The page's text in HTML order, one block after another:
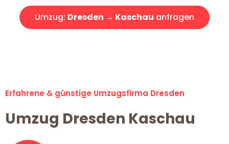
Umzug: Dresden → Kaschau anfragen
Erfahrene & günstige Umzugsfirma Dresden
Umzug Dresden Kaschau